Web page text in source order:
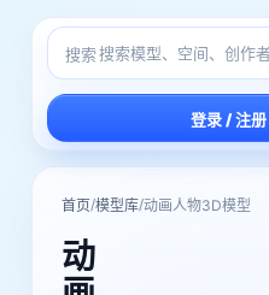
搜索
登录 / 注册
首页/模型库/动画人物3D模型
动